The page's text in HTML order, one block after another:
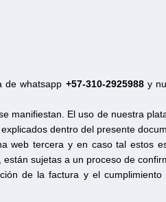
de whatsapp +57-310-2925988 y
manifiestan. El uso de nuestra
dentro del presente
web tercera y en caso tal estos
sujetas a un proceso de
de la factura y el cumplimiento